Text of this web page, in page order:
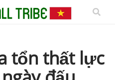
tổn thất lực